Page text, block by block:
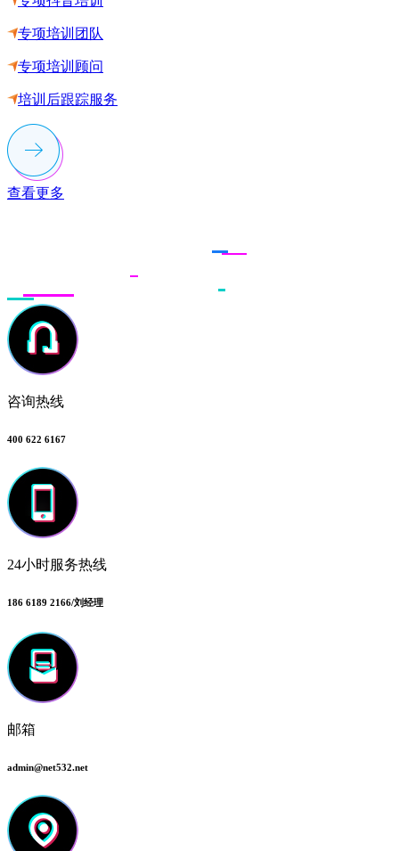
专项培训团队
专项培训顾问
培训后跟踪服务
查看更多
咨询热线
400 622 6167
24小时服务热线
186 6189 2166/刘经理
邮箱
admin@net532.net